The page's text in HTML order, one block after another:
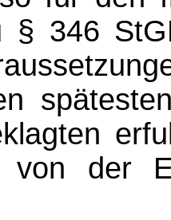
§ 346
von der